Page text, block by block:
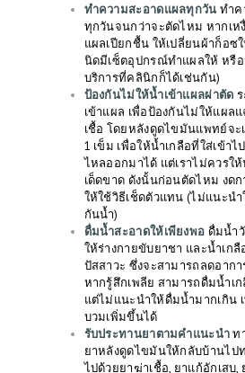
ทำความสะอาดแผลทุกวัน ทำค
ทุกวันจนกว่าจะตัดไหม หากเห
แผลเปียกชื้น ให้เปลี่ยนผ้าก็อซ
นิดมีเซ็ตอุปกรณ์ทำแผลให้ หรือ
บริการที่คลินิกก็ได้เช่นกัน)
ป้องกันไม่ให้น้ำเข้าแผลผ่าตัด
เข้าแผล เพื่อป้องกันไม่ให้แผล
เชื้อ โดยหลังดูดไขมันแพทย์จะ
1 เข็ม เพื่อให้น้ำเกลือที่ใส่เข้า
ไหลออกมาได้ แต่เราไม่ควรใ
เด็ดขาด ดังนั้นก่อนตัดไหม งด
ให้ใช้วิธีเช็ดตัวแทน (ไม่แนะนำ
กันน้ำ)
ดื่มน้ำสะอาดให้เพียงพอ ดื่มน้ำ
ให้ร่างกายขับยาชา และน้ำเก
ปัสสาวะ ซึ่งจะสามารถลดอาก
หากรู้สึกเพลีย สามารถดื่มน้ำเ
แต่ไม่แนะนำให้ดื่มน้ำมากเกิน
บวมเพิ่มขึ้นได้
รับประทานยาตามคำแนะนำท
ยาหลังดูดไขมันให้กลับบ้านไป
ไปด้วยยาฆ่าเชื้อ, ยาแก้อักเสบ,